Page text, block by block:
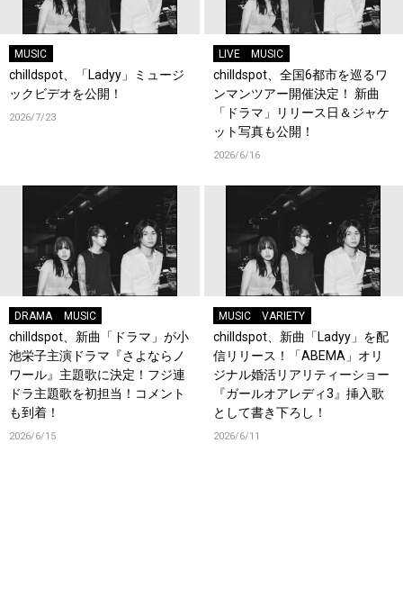
MUSIC
chilldspot、「Ladyy」ミュージ
ックビデオを公開！
2026/7/23
LIVE MUSIC
chilldspot、全国6都市を巡るワ
ンマンツアー開催決定！ 新曲
「ドラマ」リリース日＆ジャケ
ット写真も公開！
2026/6/16
DRAMA MUSIC
chilldspot、新曲「ドラマ」が小
池栄子主演ドラマ『さよならノ
ワール』主題歌に決定！フジ連
ドラ主題歌を初担当！コメント
も到着！
2026/6/15
MUSIC VARIETY
chilldspot、新曲「Ladyy」を配
信リリース！「ABEMA」オリ
ジナル婚活リアリティーショー
『ガールオアレディ3』挿入歌
として書き下ろし！
2026/6/11